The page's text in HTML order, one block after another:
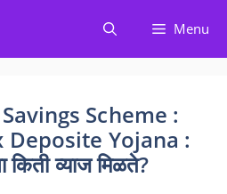
Menu
Scheme :
Deposite Yojana :
व्याज मिळते?